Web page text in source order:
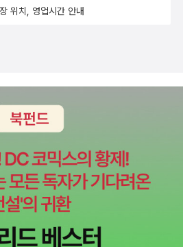
위치, 영업시간 안내